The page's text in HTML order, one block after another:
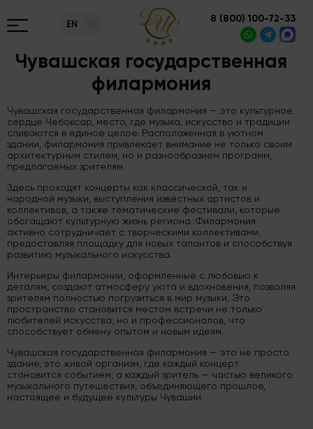
8 (800) 100-72-33
EN
Чувашская государственная
филармония
Чувашская государственная филармония — это культурное
сердце Чебоксар, место, где музыка, искусство и традиции
сливаются в единое целое. Расположенная в уютном
здании, филармония привлекает внимание не только своим
архитектурным стилем, но и разнообразием программ,
предлагаемых зрителям.
Здесь проходят концерты как классической, так и
народной музыки, выступления известных артистов и
коллективов, а также тематические фестивали, которые
обогащают культурную жизнь региона. Филармония
активно сотрудничает с творческими коллективами,
предоставляя площадку для новых талантов и способствуя
развитию музыкального искусства.
Интерьеры филармонии, оформленные с любовью к
деталям, создают атмосферу уюта и вдохновения, позволяя
зрителям полностью погрузиться в мир музыки. Это
пространство становится местом встречи не только
любителей искусства, но и профессионалов, что
способствует обмену опытом и новым идеям.
Чувашская государственная филармония — это не просто
здание, это живой организм, где каждый концерт
становится событием, а каждый зритель — частью великого
музыкального путешествия, объединяющего прошлое,
настоящее и будущее культуры Чувашии.